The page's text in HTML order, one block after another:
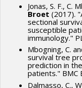
Jonas, S. F., C.
Broet (2017).
sectional
susceptible
immunology."
Mbogning, C.
survival tree
prediction in
patients." BMC
Dalmasso, C.,